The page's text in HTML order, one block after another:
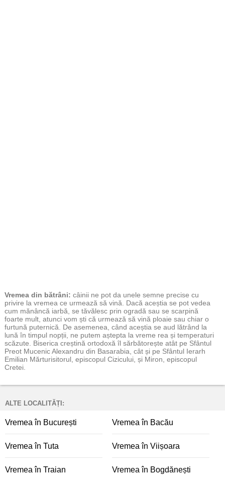
Vremea din bătrâni: câinii ne pot da unele semne precise cu
privire la vremea ce urmează să vină. Dacă aceștia se pot vedea
cum mănâncă iarbă, se tăvălesc prin ogradă sau se scarpină
foarte mult, atunci vom ști că urmează să vină ploaie sau chiar o
furtună puternică. De asemenea, când aceștia se aud lătrând la
lună în timpul nopții, ne putem aștepta la vreme rea și temperaturi
scăzute. Biserica creștină ortodoxă îl sărbătorește atât pe Sfântul
Preot Mucenic Alexandru din Basarabia, cât și pe Sfântul Ierarh
Emilian Mărturisitorul, episcopul Cizicului, și Miron, episcopul
Cretei.
ALTE LOCALITĂȚI:
Vremea în București Vremea în Bacău
Vremea în Tuta Vremea în Viișoara
Vremea în Traian Vremea în Bogdănești